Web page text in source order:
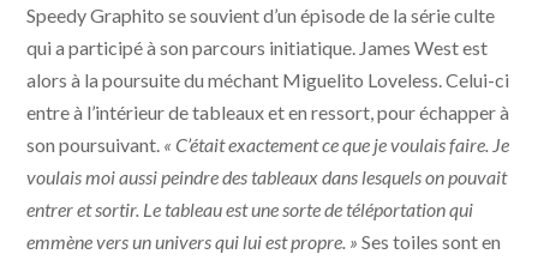
Speedy Graphito se souvient d’un épisode de la série culte
qui a participé à son parcours initiatique. James West est
alors à la poursuite du méchant Miguelito Loveless. Celui-ci
entre à l’intérieur de tableaux et en ressort, pour échapper à
son poursuivant. « C’était exactement ce que je voulais faire. Je
voulais moi aussi peindre des tableaux dans lesquels on pouvait
entrer et sortir. Le tableau est une sorte de téléportation qui
emmène vers un univers qui lui est propre. » Ses toiles sont en